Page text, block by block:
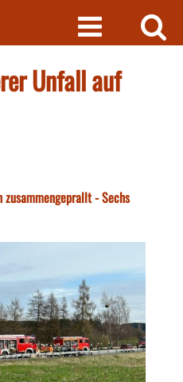
Unfall auf
zusammengeprallt - Sechs